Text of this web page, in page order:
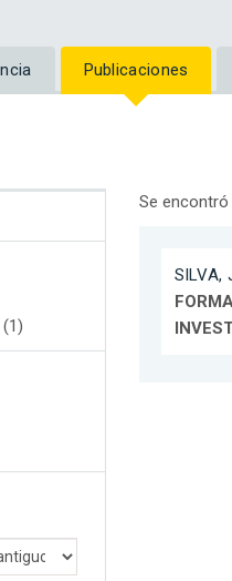
Publicaciones
Se
SILVA,